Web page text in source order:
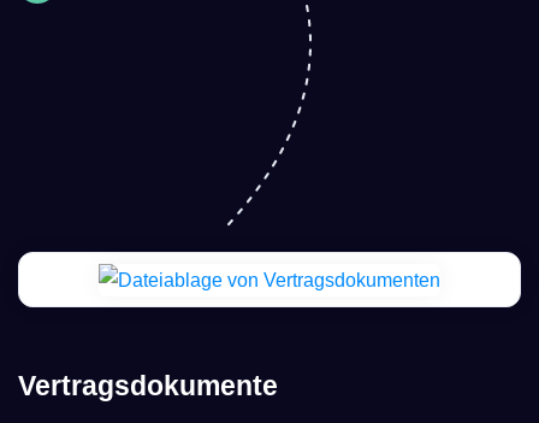
Vertragsdokumente